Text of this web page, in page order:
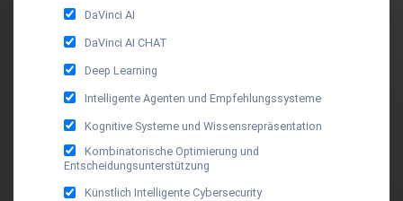
DaVinci AI
DaVinci AI CHAT
Deep Learning
Intelligente Agenten und Empfehlungssysteme
Kognitive Systeme und Wissensrepräsentation
Kombinatorische Optimierung und
Entscheidungsunterstützung
Künstlich Intelligente Cybersecurity